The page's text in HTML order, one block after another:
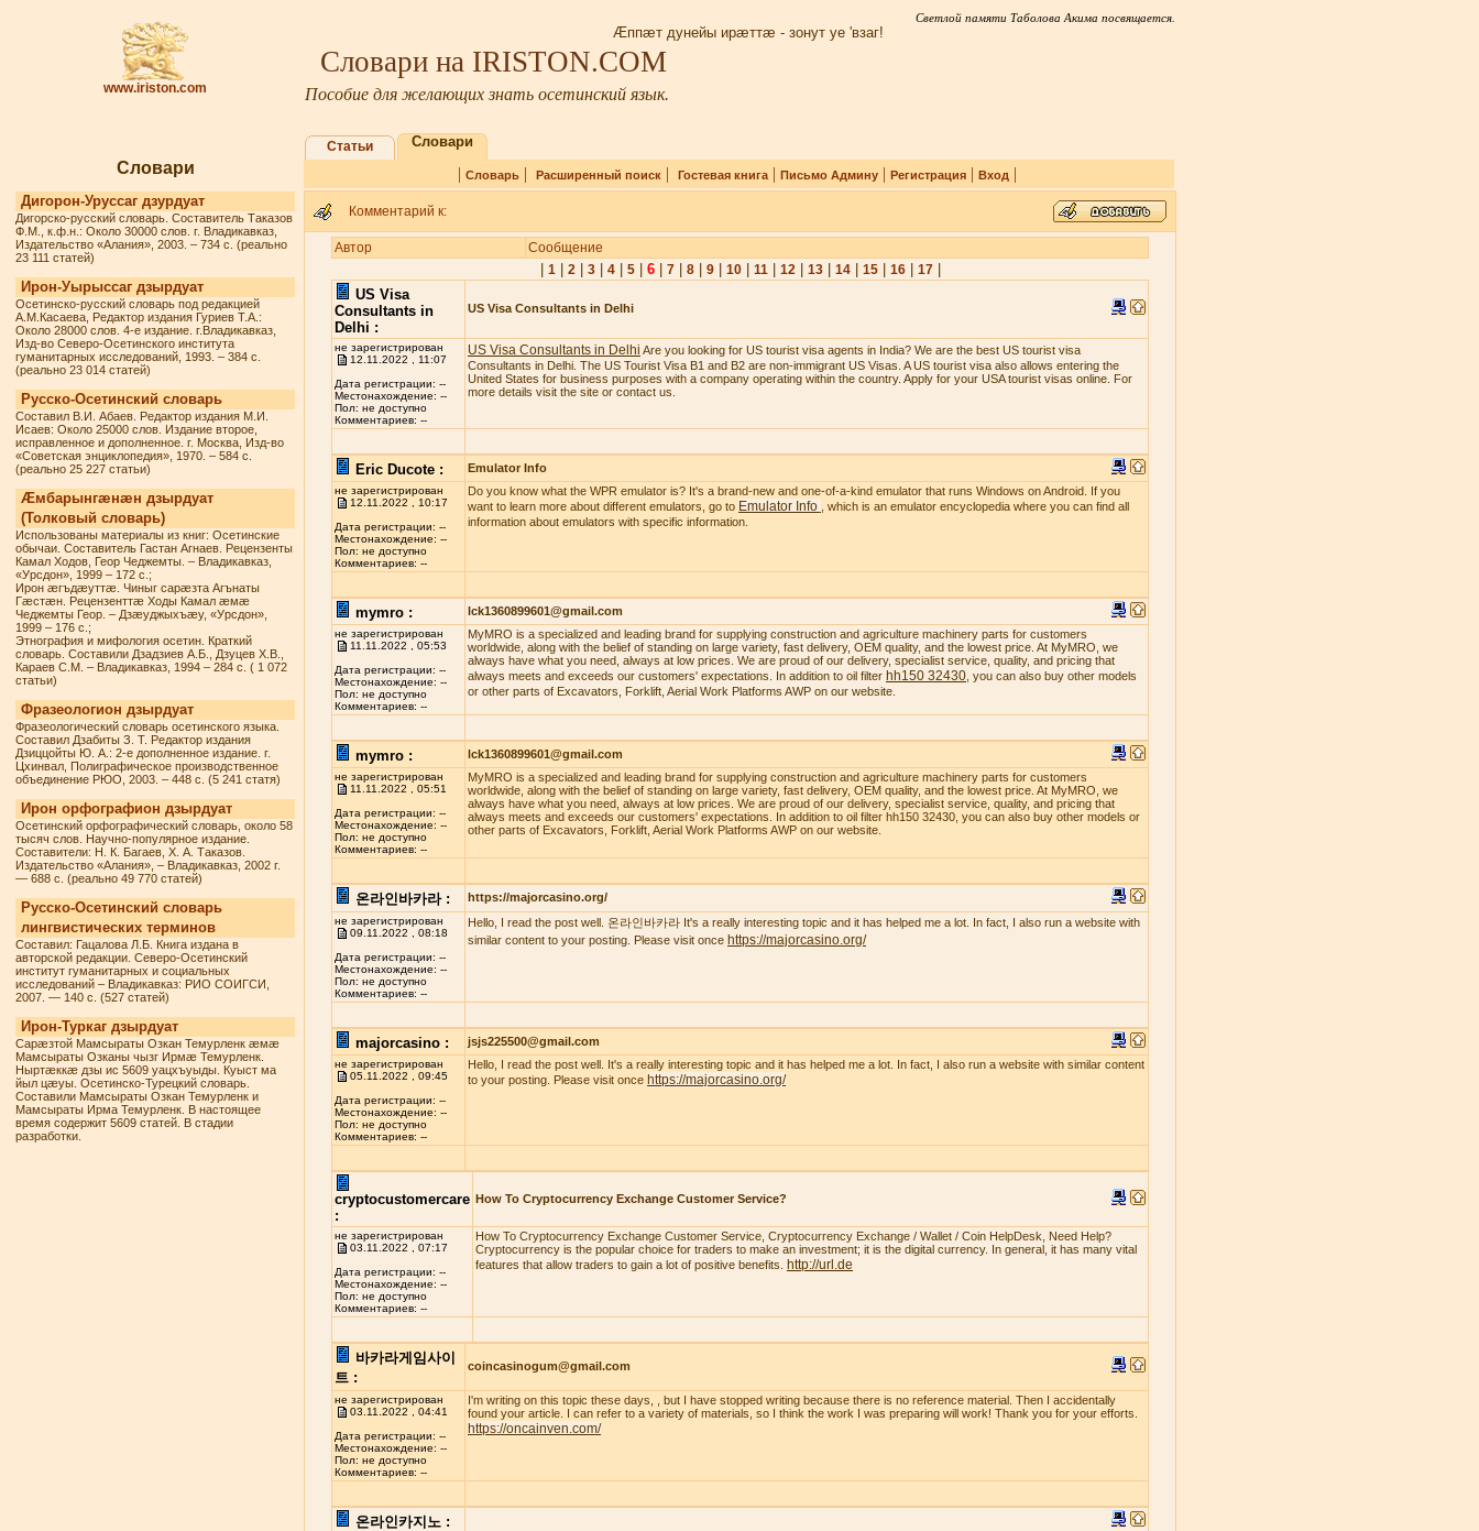
www.iriston.com
Светлой памяти Таболова Акима посвящается.
Æппæт дунейы ирæттæ - зонут уе 'взаг!
Словари на IRISTON.COM
Пособие для желающих знать осетинский язык.
Словари
Дигорон-Уруссаг дзурдуат
Дигорско-русский словарь. Составитель Таказов
Ф.М., к.ф.н.: Около 30000 слов. г. Владикавказ,
Издательство «Алания», 2003. – 734 с. (реально
23 111 статей)
Ирон-Уырыссаг дзырдуат
Осетинско-русский словарь под редакцией
А.М.Касаева, Редактор издания Гуриев Т.А.:
Около 28000 слов. 4-е издание. г.Владикавказ,
Изд-во Северо-Осетинского института
гуманитарных исследований, 1993. – 384 с.
(реально 23 014 статей)
Русско-Осетинский словарь
Составил В.И. Абаев. Редактор издания М.И.
Исаев: Около 25000 слов. Издание второе,
исправленное и дополненное. г. Москва, Изд-во
«Советская энциклопедия», 1970. – 584 с.
(реально 25 227 статьи)
Æмбарынгæнæн дзырдуат
(Толковый словарь)
Использованы материалы из книг: Осетинские
обычаи. Составитель Гастан Агнаев. Рецензенты
Камал Ходов, Геор Чеджемты. – Владикавказ,
«Урсдон», 1999 – 172 с.;
Ирон æгъдæуттæ. Чиныг сарæзта Агънаты
Гæстæн. Рецензенттæ Ходы Камал æмæ
Чеджемты Геор. – Дзæуджыхъæу, «Урсдон»,
1999 – 176 с.;
Этнография и мифология осетин. Краткий
словарь. Составили Дзадзиев А.Б., Дзуцев Х.В.,
Караев С.М. – Владикавказ, 1994 – 284 с. ( 1 072
статьи)
Фразеологион дзырдуат
Фразеологический словарь осетинского языка.
Составил Дзабиты З. Т. Редактор издания
Дзиццойты Ю. А.: 2-е дополненное издание. г.
Цхинвал, Полиграфическое производственное
объединение РЮО, 2003. – 448 с. (5 241 статя)
Ирон орфографион дзырдуат
Осетинский орфографический словарь, около 58
тысяч слов. Научно-популярное издание.
Составители: Н. К. Багаев, Х. А. Таказов.
Издательство «Алания», – Владикавказ, 2002 г.
— 688 с. (реально 49 770 статей)
Русско-Осетинский словарь
лингвистических терминов
Составил: Гацалова Л.Б. Книга издана в
авторской редакции. Северо-Осетинский
институт гуманитарных и социальных
исследований – Владикавказ: РИО СОИГСИ,
2007. — 140 с. (527 статей)
Ирон-Туркаг дзырдуат
Сарæзтой Мамсыраты Озкан Темурленк æмæ
Мамсыраты Озканы чызг Ирмæ Темурленк.
Ныртæккæ дзы ис 5609 уацхъуыды. Куыст ма
йыл цæуы. Осетинско-Турецкий словарь.
Составили Мамсыраты Озкан Темурленк и
Мамсыраты Ирма Темурленк. В настоящее
время содержит 5609 статей. В стадии
разработки.
Статьи Словари
| Словарь| Расширенный поиск| Гостевая книга| Письмо Админу| Регистрация| Вход |
Комментарий к:
Автор Сообщение
1| 2| 3| 4| 5| 6| 7| 8| 9| 10| 11| 12| 13| 14| 15| 16| 17|
US Visa
Consultants in
Delhi :
US Visa Consultants in Delhi
не зарегистрирован
12.11.2022 , 11:07
Дата регистрации: --
Местонахождение: --
Пол: не доступно
Комментариев: --
US Visa Consultants in Delhi Are you looking for US tourist visa agents in India? We are the best US tourist visa
Consultants in Delhi. The US Tourist Visa B1 and B2 are non-immigrant US Visas. A US tourist visa also allows entering the
United States for business purposes with a company operating within the country. Apply for your USA tourist visas online. For
more details visit the site or contact us.
Eric Ducote : Emulator Info
не зарегистрирован
12.11.2022 , 10:17
Дата регистрации: --
Местонахождение: --
Пол: не доступно
Комментариев: --
Do you know what the WPR emulator is? It's a brand-new and one-of-a-kind emulator that runs Windows on Android. If you
want to learn more about different emulators, go to Emulator Info
, which is an emulator encyclopedia where you can find all
information about emulators with specific information.
mymro : lck1360899601@gmail.com
не зарегистрирован
11.11.2022 , 05:53
Дата регистрации: --
Местонахождение: --
Пол: не доступно
Комментариев: --
MyMRO is a specialized and leading brand for supplying construction and agriculture machinery parts for customers
worldwide, along with the belief of standing on large variety, fast delivery, OEM quality, and the lowest price. At MyMRO, we
always have what you need, always at low prices. We are proud of our delivery, specialist service, quality, and pricing that
always meets and exceeds our customers' expectations. In addition to oil filter hh150 32430 , you can also buy other models
or other parts of Excavators, Forklift, Aerial Work Platforms AWP on our website.
mymro : lck1360899601@gmail.com
не зарегистрирован
11.11.2022 , 05:51
Дата регистрации: --
Местонахождение: --
Пол: не доступно
Комментариев: --
MyMRO is a specialized and leading brand for supplying construction and agriculture machinery parts for customers
worldwide, along with the belief of standing on large variety, fast delivery, OEM quality, and the lowest price. At MyMRO, we
always have what you need, always at low prices. We are proud of our delivery, specialist service, quality, and pricing that
always meets and exceeds our customers' expectations. In addition to oil filter hh150 32430, you can also buy other models or
other parts of Excavators, Forklift, Aerial Work Platforms AWP on our website.
온라인바카라 : https://majorcasino.org/
не зарегистрирован
09.11.2022 , 08:18
Дата регистрации: --
Местонахождение: --
Пол: не доступно
Комментариев: --
Hello, I read the post well. 온라인바카라 It's a really interesting topic and it has helped me a lot. In fact, I also run a website with
similar content to your posting. Please visit once https://majorcasino.org/
majorcasino : jsjs225500@gmail.com
не зарегистрирован
05.11.2022 , 09:45
Дата регистрации: --
Местонахождение: --
Пол: не доступно
Комментариев: --
Hello, I read the post well. It's a really interesting topic and it has helped me a lot. In fact, I also run a website with similar content
to your posting. Please visit once https://majorcasino.org/
cryptocustomercare
:
How To Cryptocurrency Exchange Customer Service?
не зарегистрирован
03.11.2022 , 07:17
Дата регистрации: --
Местонахождение: --
Пол: не доступно
Комментариев: --
How To Cryptocurrency Exchange Customer Service, Cryptocurrency Exchange / Wallet / Coin HelpDesk, Need Help?
Cryptocurrency is the popular choice for traders to make an investment; it is the digital currency. In general, it has many vital
features that allow traders to gain a lot of positive benefits.
http://url.de
바카라게임사이
트 :
coincasinogum@gmail.com
не зарегистрирован
03.11.2022 , 04:41
Дата регистрации: --
Местонахождение: --
Пол: не доступно
Комментариев: --
I'm writing on this topic these days, , but I have stopped writing because there is no reference material. Then I accidentally
found your article. I can refer to a variety of materials, so I think the work I was preparing will work! Thank you for your efforts.
https://oncainven.com/
온라인카지노 :